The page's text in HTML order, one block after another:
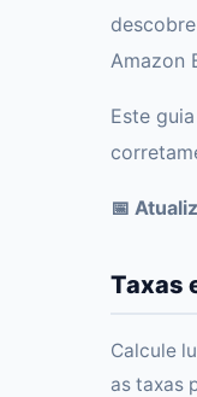
Amazon
Este
📅
Taxas
Calcule
as taxas